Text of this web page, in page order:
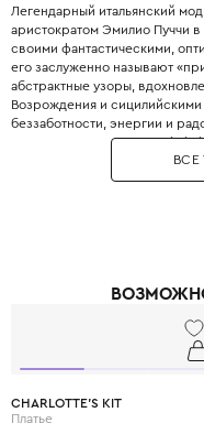
Легендарный итальянский
аристократом Эмилио Пуччи
своими фантастическими,
его заслуженно называют
абстрактные узоры,
Возрождения и
беззаботности, энергии и
В 2017 году на выставке Pitti
детская линия, которая
коллекции. Emilio Pucci Junior
CHARLOTTE'S KIT
Платье